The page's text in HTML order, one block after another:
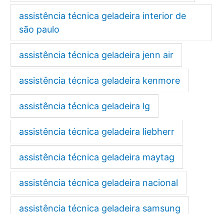
assistência técnica geladeira interior de
são paulo
assistência técnica geladeira jenn air
assistência técnica geladeira kenmore
assistência técnica geladeira lg
assistência técnica geladeira liebherr
assistência técnica geladeira maytag
assistência técnica geladeira nacional
assistência técnica geladeira samsung